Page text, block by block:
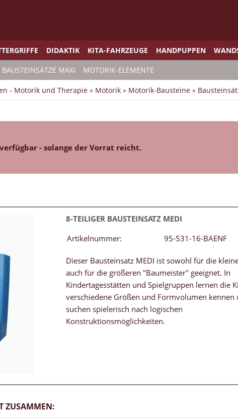
DIDAKTIK KITA-FAHRZEUGE HANDPUPPEN
BAUSTEINSÄTZE MAXI MOTORIK-ELEMENTE
- Motorik und Therapie » Motorik » Motorik-Bausteine »
- solange der Vorrat reicht.
8-TEILIGER BAUSTEINSATZ MEDI
Artikelnummer:
95-531-16-BAENF
Dieser Bausteinsatz MEDI ist sowohl für die
auch für die größeren "Baumeister" geeignet. In
Kindertagesstätten und Spielgruppen lernen die
verschiedene Größen und Formvolumen kennen
suchen spielerisch nach logischen
Konstruktionsmöglichkeiten.
ZUSAMMEN: